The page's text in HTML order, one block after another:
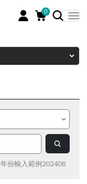
0
份輸入範例202406